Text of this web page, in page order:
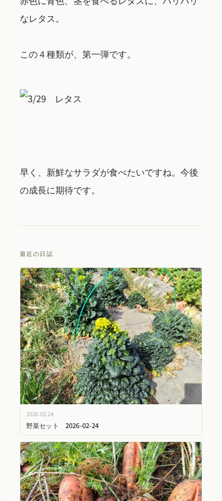
なレタス。
この４種類が、第一弾です。
早く、新鮮なサラダが食べたいですね。今後
の成長に期待です。
最近の日誌
2026.02.24
野菜セット 2026-02-24